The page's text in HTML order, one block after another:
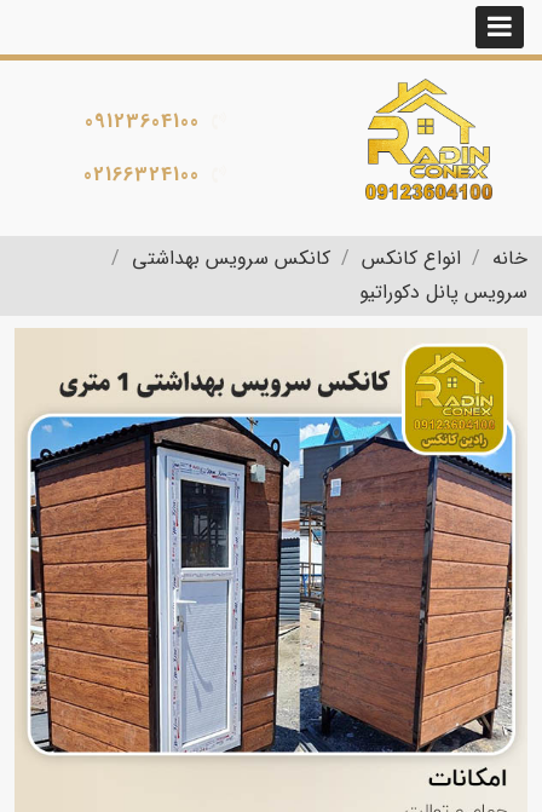
09123604100
02166324100
خانه انواع کانکس
کانکس سرویس بهداشتی
سرویس پانل دکوراتیو